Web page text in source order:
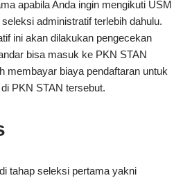
apabila Anda ingin mengikuti USM
administratif terlebih dahulu.
ini akan dilakukan pengecekan
bisa masuk ke PKN STAN
membayar biaya pendaftaran untuk
PKN STAN tersebut.
tahap seleksi pertama yakni